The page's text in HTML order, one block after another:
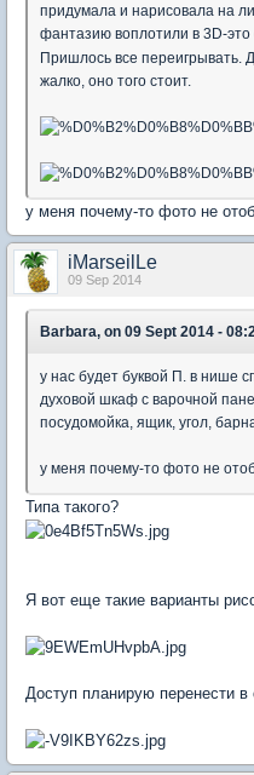
придумала и нарисовала на
фантазию воплотили в 3D-это
Пришлось все переигрывать.
жалко, оно того стоит.
у меня почему-то фото не
iMarseilLe
09 Sep 2014
Barbara, on 09 Sept 2014 -
у нас будет буквой П. в нише
духовой шкаф с варочной
посудомойка, ящик, угол,
у меня почему-то фото не
Типа такого?
Я вот еще такие варианты
Доступ планирую перенести в